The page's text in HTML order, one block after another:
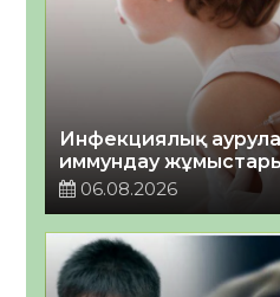
Инфекциялық
иммундау
06.08.2026